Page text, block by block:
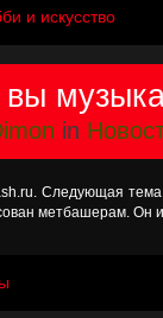
и искусство
in
Следующая тема
метбашерам. Он